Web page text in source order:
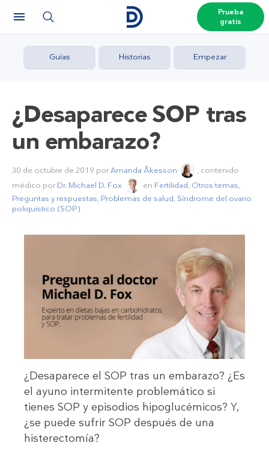
Prueba
gratis
Guías Historias Empezar
¿Desaparece SOP tras
un embarazo?
30 de octubre de 2019 porAmanda Åkesson
, contenido
médico por Dr. Michael D. Fox en Fertilidad, Otros temas,
Preguntas y respuestas, Problemas de salud, Síndrome del ovario
poliquístico (SOP)
¿Desaparece el SOP tras un embarazo? ¿Es
el ayuno intermitente problemático si
tienes SOP y episodios hipoglucémicos? Y,
¿se puede sufrir SOP después de una
histerectomía?